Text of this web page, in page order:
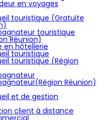
en voyages
touristique (Gratuite
touristique
Réunion)
en hôtellerie
touristique
touristique (Région
Réunion)
et de gestion
client à distance